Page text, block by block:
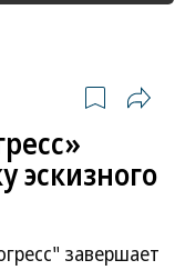
эскизного
завершает